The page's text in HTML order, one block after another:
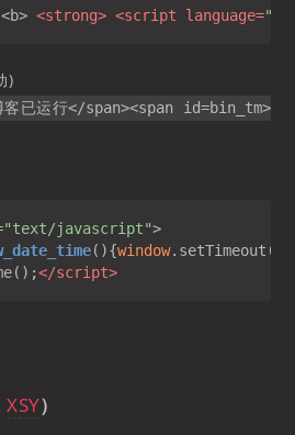
<strong> <script language=
)
客已运行</span><span id=bin_tm>
"text/javascript"
( ){window.setTimeout(
</script>
XSY）